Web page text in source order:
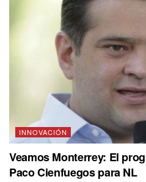
INNOVACIÓN
Veamos Monterrey: El
Paco Cienfuegos para NL